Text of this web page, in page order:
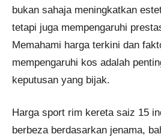
bukan sahaja meningkatkan
tetapi juga mempengaruhi
Memahami harga terkini dan
mempengaruhi kos adalah
keputusan yang bijak.
Harga sport rim kereta saiz 15
berbeza berdasarkan jenama,